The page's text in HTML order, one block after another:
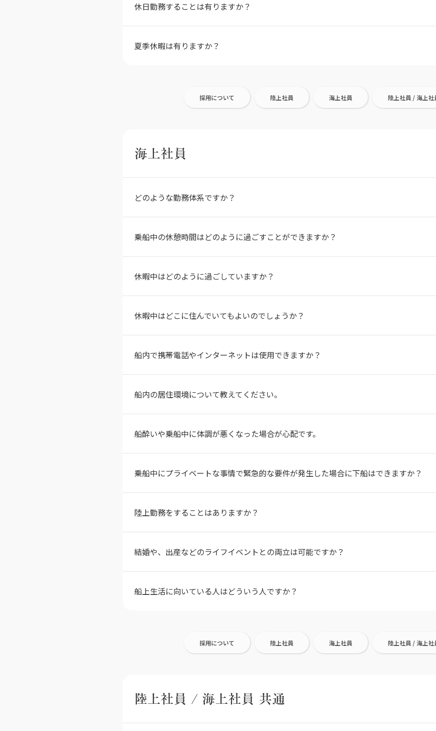
休日勤務することは有りますか？
夏季休暇は有りますか？
採用について 陸上社員 海上社員 陸上社員 / 海上社
海上社員
どのような勤務体系ですか？
乗船中の休憩時間はどのように過ごすことができますか？
休暇中はどのように過ごしていますか？
休暇中はどこに住んでいてもよいのでしょうか？
船内で携帯電話やインターネットは使用できますか？
船内の居住環境について教えてください。
船酔いや乗船中に体調が悪くなった場合が心配です。
乗船中にプライベートな事情で緊急的な要件が発生した場合に下船はできますか？
陸上勤務をすることはありますか？
結婚や、出産などのライフイベントとの両立は可能ですか？
船上生活に向いている人はどういう人ですか？
採用について 陸上社員 海上社員 陸上社員 / 海上社
陸上社員 / 海上社員 共通